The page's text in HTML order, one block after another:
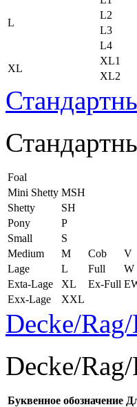
L
L2
L3
L4
XL
XL1
XL2
Foal
Mini Shetty MSH
Shetty
SH
Pony
P
Small
S
Medium
M Cob V
Lage
L Full W
Exta-Lage
XL Ex-Full
Exx-Lage
XXL
Decke/
Decke/
Буквенное обозначение